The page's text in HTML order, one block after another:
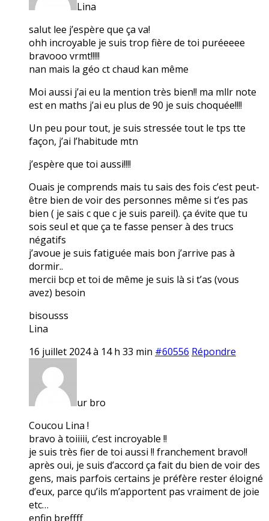
Lina
salut lee j’espère que ça va!
ohh incroyable je suis trop fière de toi puréeeee
bravooo vrmt!!!!!
nan mais la géo ct chaud kan même
Moi aussi j’ai eu la mention très bien!! ma mllr note
est en maths j’ai eu plus de 90 je suis choquée!!!!
Un peu pour tout, je suis stressée tout le tps tte
façon, j’ai l’habitude mtn
j’espère que toi aussi!!!!
Ouais je comprends mais tu sais des fois c’est peut-
être bien de voir des personnes même si t’es pas
bien ( je sais c que c je suis pareil). ça évite que tu
sois seul et que ça te fasse penser à des trucs
négatifs
j’avoue je suis fatiguée mais bon j’arrive pas à
dormir..
mercii bcp et toi de même je suis là si t’as (vous
avez) besoin
bisousss
Lina
16 juillet 2024 à 14 h 33 min #60556 Répondre
ur bro
Coucou Lina !
bravo à toiiiii, c’est incroyable !!
je suis très fier de toi aussi !! franchement bravo!!
après oui, je suis d’accord ça fait du bien de voir des
gens, mais parfois certains je préfère rester éloigné
d’eux, parce qu’ils m’apportent pas vraiment de joie
etc…
enfin breffff